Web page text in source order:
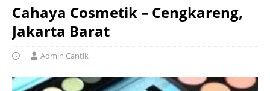
Cahaya Cosmetik – Cengkareng,
Jakarta Barat
Admin Cantik